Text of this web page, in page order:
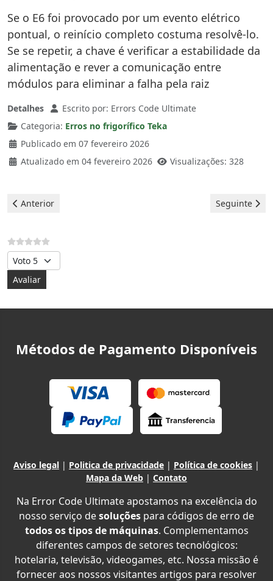
Se o E6 foi provocado por um evento elétrico
pontual, o reinício completo costuma resolvê-lo.
Se se repetir, a chave é verificar a estabilidade da
alimentação e rever a comunicação entre
módulos para eliminar a falha pela raiz
Detalhes Escrito por: Errors Code Ultimate
Categoria: Erros no frigorífico Teka
Publicado em 07 fevereiro 2026
Atualizado em 04 fevereiro 2026
Visualizações: 328
Artigo anterior: Frigorífico Teka - Erro E7
Anterior Artigo
Seguinte
Avalie, por favor
Métodos de Pagamento Disponíveis
Aviso legal | Politica de privacidade | Política de cookies |
Mapa da Web | Contato
Na Error Code Ultimate apostamos na excelência do
nosso serviço desoluções para códigos de erro de
todos os tipos de máquinas. Complementamos
diferentes campos de setores tecnológicos:
hotelaria, televisão, videogames, etc. Nossa missão é
fornecer aos nossos visitantes artigos para resolver